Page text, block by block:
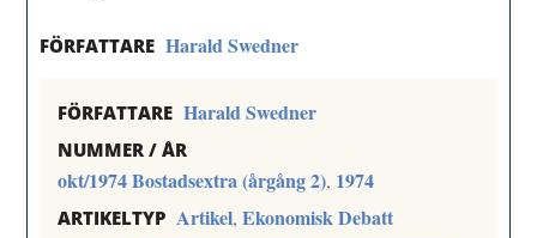
FÖRFATTARE Harald Swedner
FÖRFATTARE Harald Swedner
NUMMER / ÅR
okt/1974 Bostadsextra (årgång 2), 1974
ARTIKELTYP Artikel,Ekonomisk Debatt